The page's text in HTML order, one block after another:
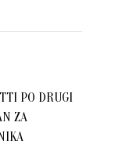
PO DRUGI
ZA